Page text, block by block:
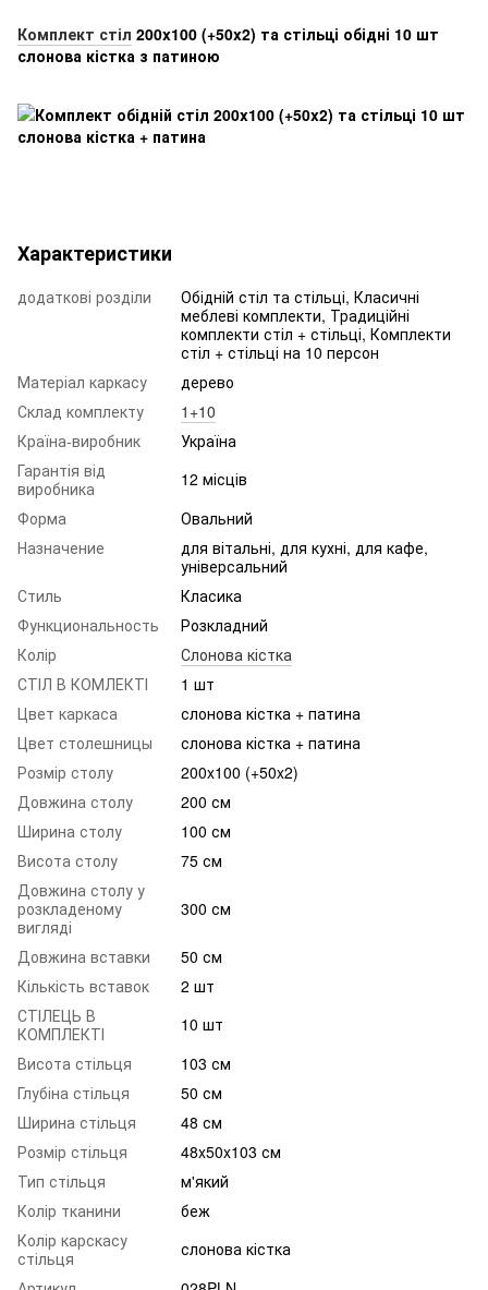
Комплект стіл 200x100 (+50x2) та стільці обідні 10 шт
слонова кістка з патиною
Характеристики
додаткові розділи
Обідній стіл та стільці, Класичні
меблеві комплекти, Традиційні
комплекти стіл + стільці, Комплекти
стіл + стільці на 10 персон
Матеріал каркасу
дерево
Склад комплекту
1+10
Країна-виробник
Україна
Гарантія від
виробника
12 місців
Форма
Овальний
Назначение
для вітальні, для кухні, для кафе,
універсальний
Стиль
Класика
Функциональность
Розкладний
Колір
Слонова кістка
СТІЛ В КОМЛЕКТІ
1 шт
Цвет каркаса
слонова кістка + патина
Цвет столешницы
слонова кістка + патина
Розмір столу
200x100 (+50x2)
Довжина столу
200 см
Ширина столу
100 см
Висота столу
75 см
Довжина столу у
розкладеному
вигляді
300 см
Довжина вставки
50 см
Кількість вставок
2 шт
СТІЛЕЦЬ В
КОМПЛЕКТІ
10 шт
Висота стільця
103 см
Глубіна стільця
50 см
Ширина стільця
48 см
Розмір стільця
48x50x103 см
Тип стільця
м'який
Колір тканини
беж
Колір карскасу
стільця
слонова кістка